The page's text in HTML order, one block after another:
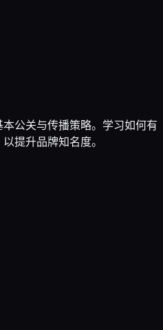
公关与传播策略。学习如何有
提升品牌知名度。